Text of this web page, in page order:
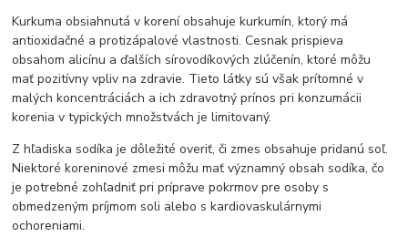
Kurkuma obsiahnutá v korení obsahuje kurkumín, ktorý má
antioxidačné a protizápalové vlastnosti. Cesnak prispieva
obsahom alicínu a ďalších sírovodíkových zlúčenín, ktoré môžu
mať pozitívny vpliv na zdravie. Tieto látky sú však prítomné v
malých koncentráciách a ich zdravotný prínos pri konzumácii
korenia v typických množstvách je limitovaný.
Z hľadiska sodíka je dôležité overiť, či zmes obsahuje pridanú soľ.
Niektoré koreninové zmesi môžu mať významný obsah sodíka, čo
je potrebné zohľadniť pri príprave pokrmov pre osoby s
obmedzeným príjmom soli alebo s kardiovaskulárnymi
ochoreniami.